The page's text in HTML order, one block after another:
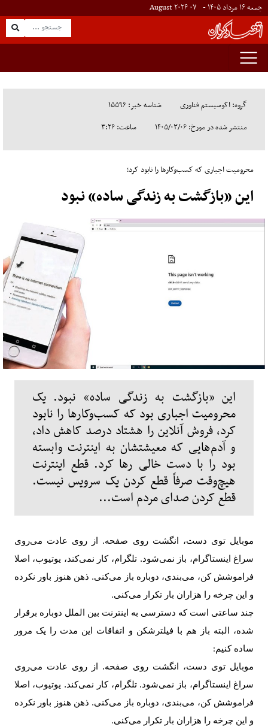
جمعه ۱۶ مرداد ۱۴۰۵ - ۰۷۲۰۲۶
گروه: اکوسیستم فناوری
شناسه خبر: ۱۵۵۹۶
منتشر شده در مورخ: ۱۴۰۵/۰۳/۰۶
ساعت: ۳:۲۶
محرومیت اجباری که کسب‌وکارها را نابود کرد؛
این «بازگشت به زندگی ساده» نبود
این «بازگشت به زندگی ساده» نبود. یک
محرومیت اجباری بود که کسب‌وکارها را نابود
کرد، فروش آنلاین را هشتاد درصد کاهش داد،
و آدم‌هایی که معیشتشان به اینترنت وابسته
بود را با دست خالی رها کرد. قطع اینترنت
هیچ‌وقت صرفاً قطع کردن یک سرویس نیست.
قطع کردن صدای مردم است...
موبایل توی دست، انگشت روی صفحه. از روی عادت می‌روی
سراغ اینستاگرام، باز نمی‌شود. تلگرام، کار نمی‌کند، یوتیوب، اصلا
فراموشش کن، می‌بندی، دوباره باز می‌کنی. ذهن هنوز باور نکرده
و این چرخه را هزاران بار تکرار می‌کنی.
چند ساعتی است که دسترسی به اینترنت بین الملل دوباره برقرار
شده، البته باز هم با فیلترشکن و اتفاقات این مدت را یک مرور
ساده ‌کنیم :
موبایل توی دست، انگشت روی صفحه. از روی عادت می‌روی
سراغ اینستاگرام، باز نمی‌شود. تلگرام، کار نمی‌کند. یوتیوب، اصلا
فراموشش کن، می‌بندی، دوباره باز می‌کنی. ذهن هنوز باور نکرده
و این چرخه را هزاران بار تکرار می‌کنی.